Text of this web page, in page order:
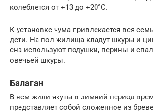
колеблется от +13 до +20°С.
К установке чума привлекается вся
дети. На пол жилища кладут шкуры и
сна используют подушки, перины и
овечьей шкуры.
Балаган
В нем жили якуты в зимний период
представляет собой сложенное из